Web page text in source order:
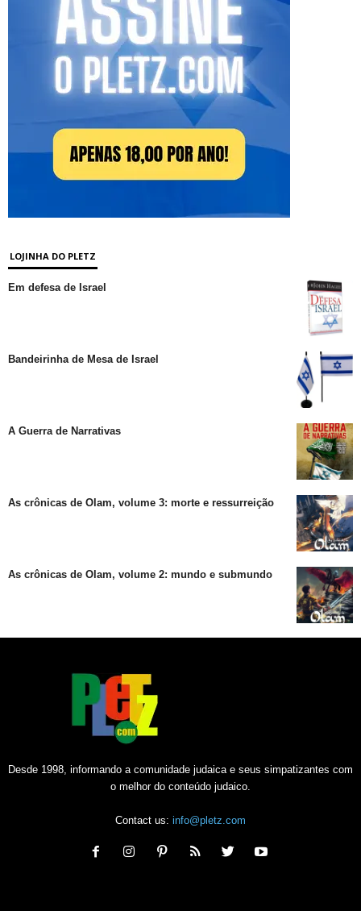
LOJINHA DO PLETZ
Em defesa de Israel
Bandeirinha de Mesa de Israel
A Guerra de Narrativas
As crônicas de Olam, volume 3: morte e ressurreição
As crônicas de Olam, volume 2: mundo e submundo
Desde 1998, informando a comunidade judaica e seus simpatizantes com
o melhor do conteúdo judaico.
Contact us: info@pletz.com